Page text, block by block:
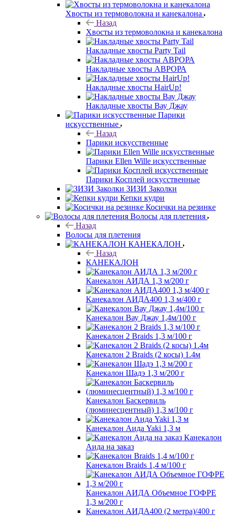
Хвосты из термоволокна и канекалона
Назад
Хвосты из термоволокна и канекалона
Накладные хвосты Party Tail
Накладные хвосты АВРОРА
Накладные хвосты HairUp!
Накладные хвосты Вау Джау
Парики
искусственные
Назад
Парики искусственные
Парики Ellen Wille искусственные
Парики Косплей искусственные
ЗИЗИ Заколки
Кепки кудри
Косички на резинке
Волосы для плетения
Назад
Волосы для плетения
КАНЕКАЛОН
Назад
КАНЕКАЛОН
Канекалон АИДА 1,3 м/200 г
Канекалон АИДА400 1,3 м/400 г
Канекалон Вау Джау 1,4м/100 г
Канекалон 2 Braids 1,3 м/100 г
Канекалон 2 Braids (2 косы) 1.4м
Канекалон Шадэ 1,3 м/200 г
Канекалон Баскервиль
(люминесцентный) 1,3 м/100 г
Канекалон Аида Yaki 1,3 м
Канекалон
Аида на заказ
Канекалон Braids 1,4 м/100 г
Канекалон АИДА Объемное ГОФРЕ
1,3 м/200 г
Канекалон АИДА400 (2 метра)/400 г